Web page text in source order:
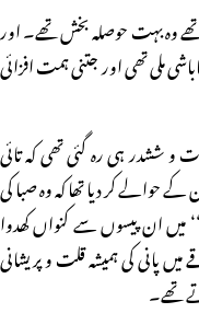
وہ بہت حوصلہ بخش تھے۔ اور
تھی اور جتنی ہمت افزائی
و ششدر ہی رہ گئی تھی کہ تائی
کے حوالے کر دیا تھا کہ وہ صبا کی
میں ان پیسوں سے کنواں کھدوا
پانی کی ہمیشہ قلت و پریشانی
تھے۔